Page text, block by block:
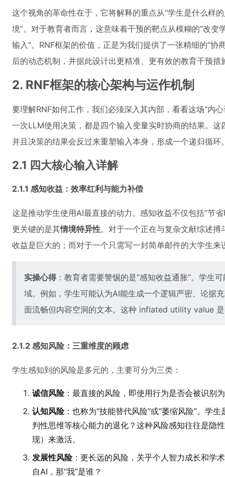
这个视角的革命性在于，它将解释的重点从“学生是什么样
境”。对于教育者而言，这意味着干预的靶点从模糊的“改变
输入”。RNF框架的价值，正是为我们提供了一张精细的“协
后的动态机制，并据此设计出更精准、更有效的教育干预措
2. RNF框架的核心架构与运作机制
要理解RNF如何工作，我们必须深入其内部，看看这场“内
一次LLM使用决策，都是四个输入变量实时协商的结果。
并且决策的结果会反过来重塑输入本身，形成一个递归循环
2.1 四大核心输入详解
2.1.1 感知收益：效率红利与能力补偿
这是推动学生使用AI最直接的动力。感知收益不仅包括“节
更关键的是其情境特异性。对于一个正在与复杂文献综述
收益是巨大的；而对于一个只需写一封简单邮件的大学生来
实操心得：教育者需要警惕的是“感知收益通胀”。学生
域。例如，学生可能认为AI能生成一个逻辑严密、论据
面流畅但内容空洞的文本。这种 inflated utility value 是
2.1.2 感知风险：三重维度的顾虑
学生感知到的风险是多元的，主要可分为三类：
诚信风险：最直接的风险，即使用行为是否会被识别
认知风险：也称为“技能替代风险”或“萎缩风险”。学
判性思维等核心能力的退化？这种风险感知往往是隐
现）来激活。
发展性风险：更长远的风险，关乎个人智力成长和学
自AI，那“我”是谁？